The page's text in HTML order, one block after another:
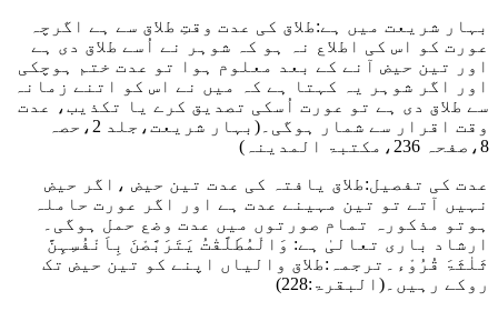
بہار شریعت میں ہے:طلاق کی عدت وقتِ طلاق سے ہے اگرچہ
عورت کو اس کی اطلاع نہ ہو کہ شوہر نے اُسے طلاق دی ہے
اور تین حیض آنے کے بعد معلوم ہوا تو عدت ختم ہوچکی
اور اگر شوہر یہ کہتا ہے کہ میں نے اس کو اتنے زمانہ
سے طلاق دی ہے تو عورت اُسکی تصدیق کرے یا تکذیب، عدت
وقت اقرار سے شمار ہوگی۔
(بہار شریعت،جلد 2،حصہ
8،صفحہ 236،مکتبۃ المدینہ)
عدت کی تفصیل:طلاق یافتہ کی عدت تین حیض ،اگر حیض
نہیں آتے تو تین مہینے عدت ہے اور اگر عورت حاملہ
ہوتو مذکورہ تمام صورتوں میں عدت وضع حمل ہوگی۔
ارشاد باری تعالیٰ ہے: وَالْمُطَلَّقٰتُ یَتَرَبَّصْنَ بِاَنْفُسِہِنَّ
ثَلٰثَۃَ قُرُوْء ۔ترجمہ:طلاق والیاں اپنے کو تین حیض تک
روکے رہیں۔(البقرۃ:228)